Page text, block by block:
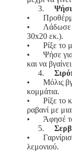
3.
•
•
Λάδωσε
30x20 εκ.).
•
Ρίξε το
•
Ψήσε
και να
4.
•
Μόλις
κομμάτια.
•
Ρίξε το
ραβανί με
•
Άφησέ
5.
•
λεμονιού.